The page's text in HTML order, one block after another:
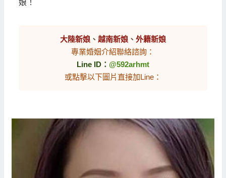
娘！
大陸新娘、 越南新娘、 外籍新娘
專業婚姻介紹聯絡諮詢：
Line ID： @592arhmt
或點擊以下圖片直接加Line：